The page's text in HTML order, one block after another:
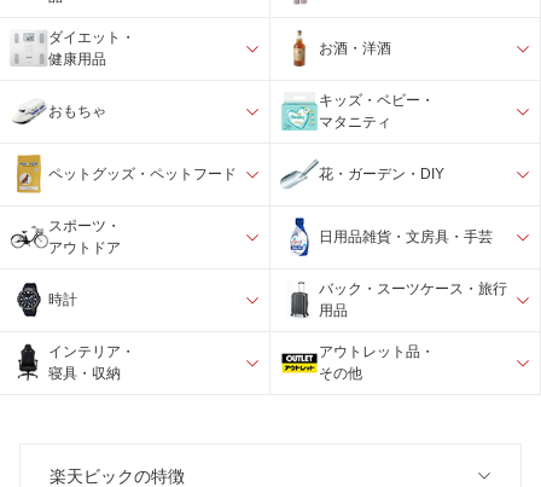
ダイエット・
健康用品
お酒・洋酒
おもちゃ
キッズ・ベビー・
マタニティ
ペットグッズ・ペットフード 花・ガーデン・DIY
スポーツ・
アウトドア
日用品雑貨・文房具・手芸
時計
バック・スーツケース・旅行
用品
インテリア・
寝具・収納
アウトレット品・
その他
楽天ビックの特徴